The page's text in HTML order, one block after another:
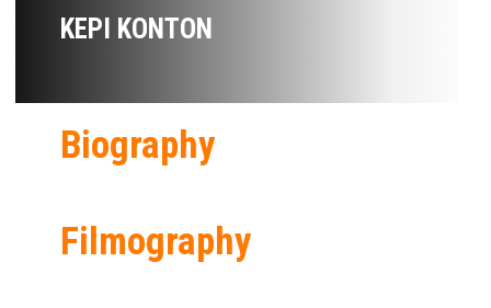
ΚΈΡΙ ΚΌΝΤΟΝ
Biography
Filmography